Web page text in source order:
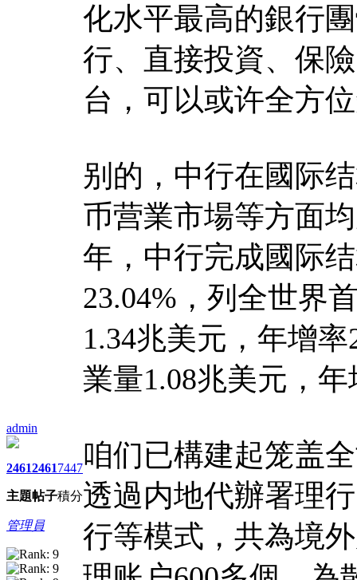
admin
2461
主題
2461
帖子
7447
積分
管理員
化水平最高的銀行
行、直接投資、保
台，可以或许全方
别的，中行在國际
币营業市場等方面
年，中行完成國际
23.04%，列全世界
1.34兆美元，年增
業量1.08兆美元，年
咱们已構建起笼盖
透過内地代辦署理
行等模式，共為境